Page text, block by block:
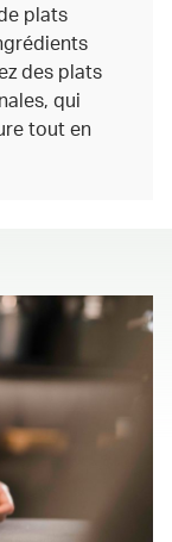
plats
des plats
qui
tout en